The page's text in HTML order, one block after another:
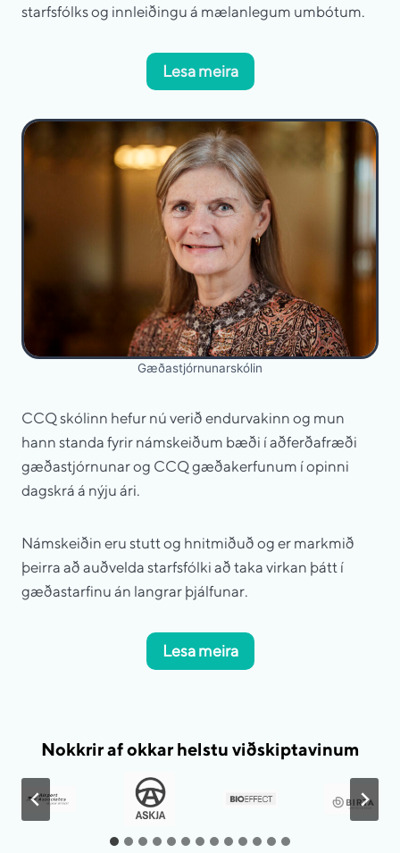
starfsfólks og innleiðingu á mælanlegum umbótum.
Lesa meira
Gæðastjórnunarskólin
CCQ skólinn hefur nú verið endurvakinn og mun
hann standa fyrir námskeiðum bæði í aðferðafræði
gæðastjórnunar og CCQ gæðakerfunum í opinni
dagskrá á nýju ári.
Námskeiðin eru stutt og hnitmiðuð og er markmið
þeirra að auðvelda starfsfólki að taka virkan þátt í
gæðastarfinu án langrar þjálfunar.
Lesa meira
Nokkrir af okkar helstu viðskiptavinum